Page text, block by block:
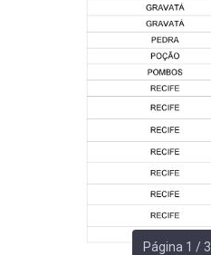
Página 1 / 3